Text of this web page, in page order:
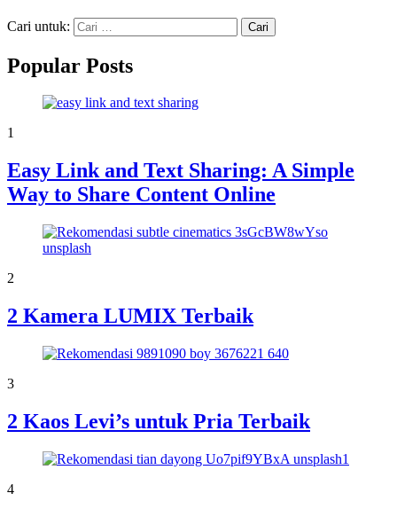
Cari untuk:
Popular Posts
1
Easy Link and Text Sharing: A Simple
Way to Share Content Online
2
2 Kamera LUMIX Terbaik
3
2 Kaos Levi’s untuk Pria Terbaik
4